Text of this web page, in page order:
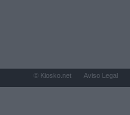
© Kiosko.net Aviso Legal